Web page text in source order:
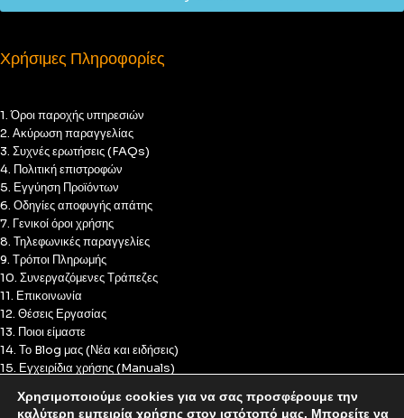
Χρήσιμες Πληροφορίες
1. Όροι παροχής υπηρεσιών
2. Ακύρωση παραγγελίας
3. Συχνές ερωτήσεις (FAQs)
4. Πολιτική επιστροφών
5. Εγγύηση Προϊόντων
6. Οδηγίες αποφυγής απάτης
7. Γενικοί όροι χρήσης
8. Τηλεφωνικές παραγγελίες
9. Τρόποι Πληρωμής
10. Συνεργαζόμενες Τράπεζες
11. Επικοινωνία
12. Θέσεις Εργασίας
13. Ποιοι είμαστε
14. Το Blog μας (Νέα και ειδήσεις)
15. Εγχειρίδια χρήσης (Manuals)
17. Πολιτική Cookies
Χρησιμοποιούμε cookies για να σας προσφέρουμε την
καλύτερη εμπειρία χρήσης στον ιστότοπό μας. Μπορείτε να